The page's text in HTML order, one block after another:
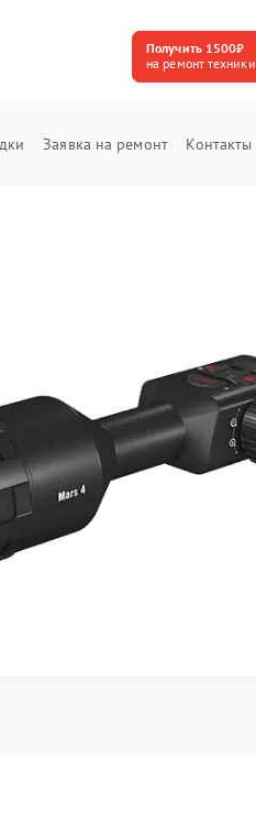
Получить 1500₽
на ремонт техники
Заявка на ремонт Контакты